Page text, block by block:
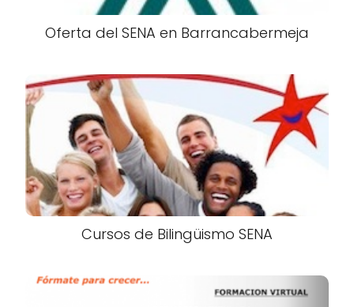
Oferta del SENA en Barrancabermeja
Cursos de Bilingüismo SENA